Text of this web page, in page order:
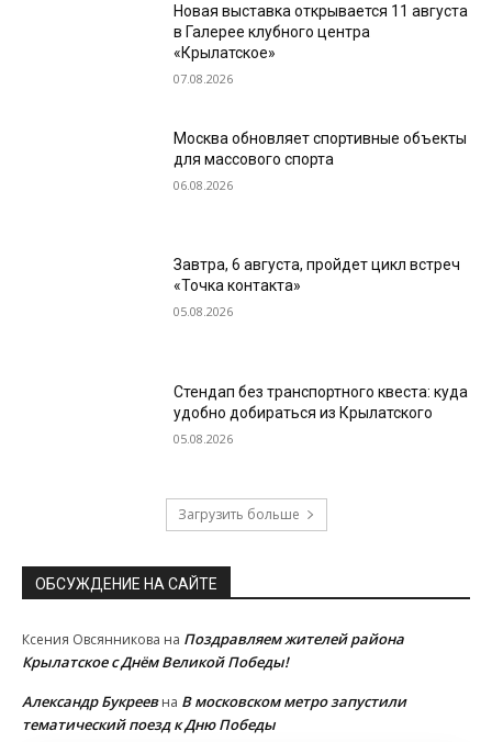
Новая выставка открывается 11 августа
в Галерее клубного центра
«Крылатское»
07.08.2026
Москва обновляет спортивные объекты
для массового спорта
06.08.2026
Завтра, 6 августа, пройдет цикл встреч
«Точка контакта»
05.08.2026
Стендап без транспортного квеста: куда
удобно добираться из Крылатского
05.08.2026
Загрузить больше
ОБСУЖДЕНИЕ НА САЙТЕ
Ксения Овсянникова на Поздравляем жителей района
Крылатское с Днём Великой Победы!
Александр Букреевна В московском метро запустили
тематический поезд к Дню Победы